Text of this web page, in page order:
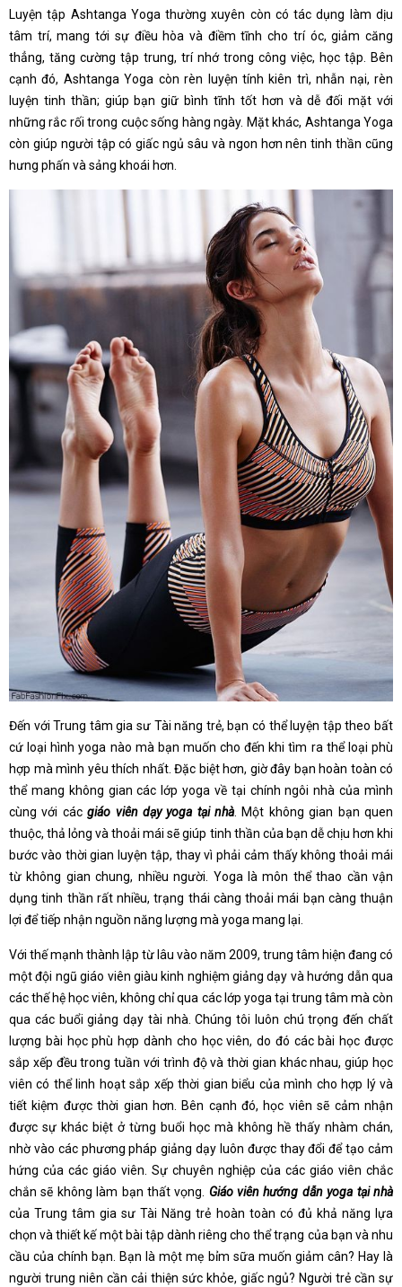
Luyện tập Ashtanga Yoga thường xuyên còn có tác dụng làm dịu
tâm trí, mang tới sự điều hòa và điềm tĩnh cho trí óc, giảm căng
thẳng, tăng cường tập trung, trí nhớ trong công việc, học tập. Bên
cạnh đó, Ashtanga Yoga còn rèn luyện tính kiên trì, nhẫn nại, rèn
luyện tinh thần; giúp bạn giữ bình tĩnh tốt hơn và dễ đối mặt với
những rắc rối trong cuộc sống hàng ngày. Mặt khác, Ashtanga Yoga
còn giúp người tập có giấc ngủ sâu và ngon hơn nên tinh thần cũng
hưng phấn và sảng khoái hơn.
Đến với Trung tâm gia sư Tài năng trẻ, bạn có thể luyện tập theo bất
cứ loại hình yoga nào mà bạn muốn cho đến khi tìm ra thể loại phù
hợp mà mình yêu thích nhất. Đặc biệt hơn, giờ đây bạn hoàn toàn có
thể mang không gian các lớp yoga về tại chính ngôi nhà của mình
cùng với cácgiáo viên dạy yoga tại nhà . Một không gian bạn quen
thuộc, thả lỏng và thoải mái sẽ giúp tinh thần của bạn dễ chịu hơn khi
bước vào thời gian luyện tập, thay vì phải cảm thấy không thoải mái
từ không gian chung, nhiều người. Yoga là môn thể thao cần vận
dụng tinh thần rất nhiều, trạng thái càng thoải mái bạn càng thuận
lợi để tiếp nhận nguồn năng lượng mà yoga mang lại.
Với thế mạnh thành lập từ lâu vào năm 2009, trung tâm hiện đang có
một đội ngũ giáo viên giàu kinh nghiệm giảng dạy và hướng dẫn qua
các thế hệ học viên, không chỉ qua các lớp yoga tại trung tâm mà còn
qua các buổi giảng dạy tài nhà. Chúng tôi luôn chú trọng đến chất
lượng bài học phù hợp dành cho học viên, do đó các bài học được
sắp xếp đều trong tuần với trình độ và thời gian khác nhau, giúp học
viên có thể linh hoạt sắp xếp thời gian biểu của mình cho hợp lý và
tiết kiệm được thời gian hơn. Bên cạnh đó, học viên sẽ cảm nhận
được sự khác biệt ở từng buổi học mà không hề thấy nhàm chán,
nhờ vào các phương pháp giảng dạy luôn được thay đổi để tạo cảm
hứng của các giáo viên. Sự chuyên nghiệp của các giáo viên chắc
chắn sẽ không làm bạn thất vọng. Giáo viên hướng dẫn yoga tại nhà
của Trung tâm gia sư Tài Năng trẻ hoàn toàn có đủ khả năng lựa
chọn và thiết kế một bài tập dành riêng cho thể trạng của bạn và nhu
cầu của chính bạn. Bạn là một mẹ bỉm sữa muốn giảm cân? Hay là
người trung niên cần cải thiện sức khỏe, giấc ngủ? Người trẻ cần sự